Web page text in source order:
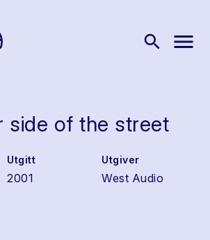
search menu
side of the street
Utgitt
2001
Utgiver
West Audio